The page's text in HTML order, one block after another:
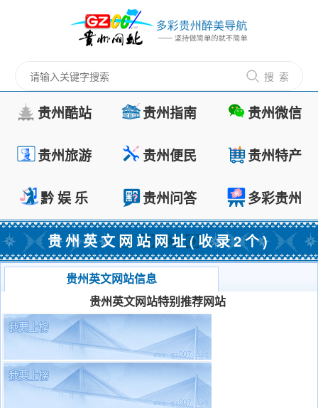
搜 索
贵州酷站 贵州指南 贵州微信
贵州旅游 贵州便民 贵州特产
黔 娱 乐 贵州问答 多彩贵州
贵州英文网站网址(收录2个)
贵州英文网站信息
茅台镇酱酒
贵州英文网站特别推荐网站